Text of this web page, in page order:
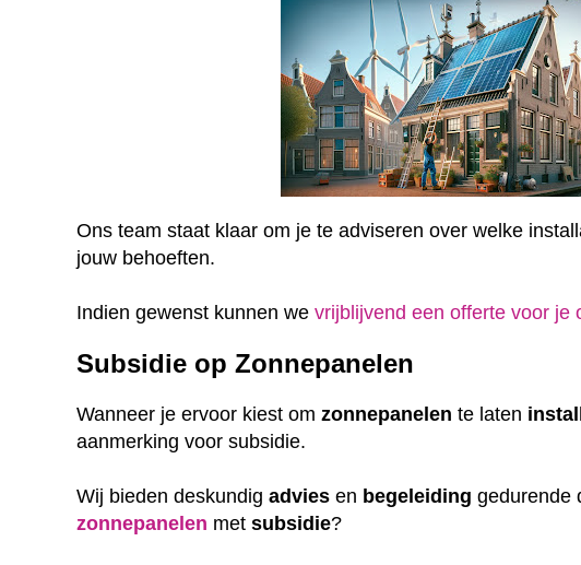
Ons team staat klaar om je te adviseren over welke
jouw behoeften.
Indien gewenst kunnen wevrijblijvend een offerte voor je
Subsidie op Zonnepanelen
Wanneer je ervoor kiest omzonnepanelen te laten
aanmerking voor subsidie.
Wij bieden deskundigadvies en begeleiding gedurende
zonnepanelen metsubsidie?